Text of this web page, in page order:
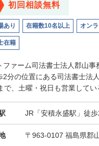
初回相談無料
あり 在籍数10名以上 オン
在籍
ファーム司法書士法人郡山
2分の位置にある司法書士法
で、土曜・祝日も営業してい
JR「安積永盛駅」徒
〒963-0107 福島県郡